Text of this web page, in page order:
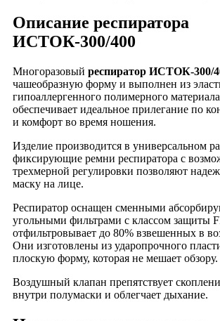
Описание респиратора
ИСТОК-300/400
Многоразовый респиратор ИСТОК-300/
чашеобразную форму и выполнен из
гипоаллергенного полимерного
обеспечивает идеальное прилегание по
и комфорт во время ношения.
Изделие производится в универсальном
фиксирующие ремни респиратора с
трехмерной регулировки позволяют
маску на лице.
Респиратор оснащен сменными
угольными фильтрами с классом защиты
отфильтровывает до 80% взвешенных в
Они изготовлены из ударопрочного
плоскую форму, которая не мешает обзору.
Воздушный клапан препятствует
внутри полумаски и облегчает дыхание.